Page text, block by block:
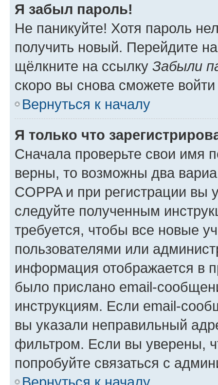
Я забыл пароль!
Не паникуйте! Хотя пароль
получить новый. Перейдите
щёлкните на ссылку Забыли
скоро вы снова сможете
Вернуться к началу
Я только что
Сначала проверьте свои имя
верны, то возможны два
COPPA и при регистрации вы
следуйте полученным
требуется, чтобы все новые
пользователями или
информация отображается в
было прислано email-
инструкциям. Если email-
вы указали неправильный
фильтром. Если вы уверены,
попробуйте связаться с
Вернуться к началу